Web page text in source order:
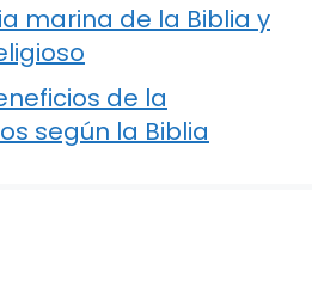
marina de la Biblia y
de la
según la Biblia